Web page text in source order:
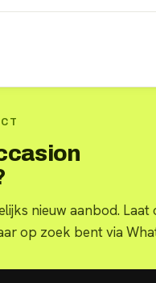
nieuw aanbod. Laat
op zoek bent via